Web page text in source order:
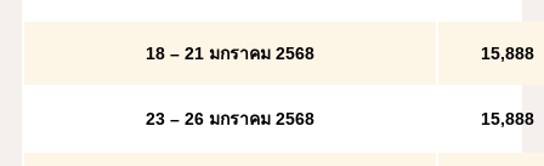
18 – 21 มกราคม 2568 15,888
23 – 26 มกราคม 2568 15,888